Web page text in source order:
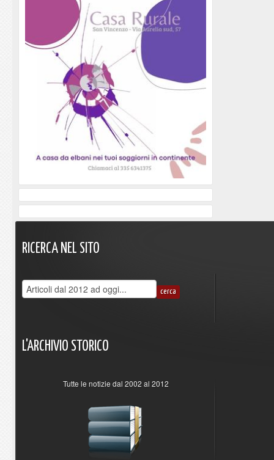
RICERCA NEL SITO
L'ARCHIVIO STORICO
Tutte le notizie dal 2002 al 2012